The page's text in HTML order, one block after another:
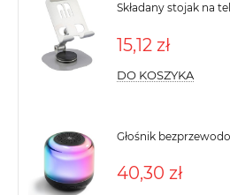
Składany stojak na
15,12 zł
DO KOSZYKA
Głośnik
40,30 zł